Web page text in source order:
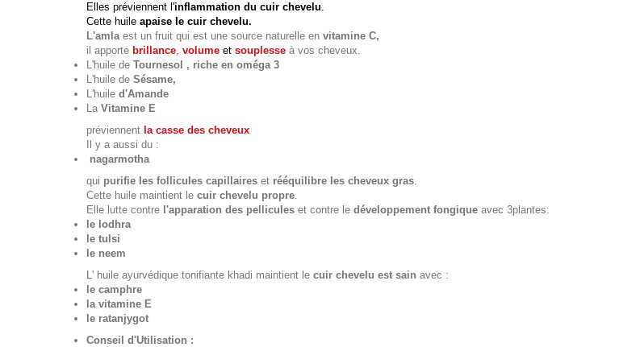
Elles préviennent l'inflammation du cuir chevelu.
Cette huile apaise le cuir chevelu.
L'amla est un fruit qui est une source naturelle en vitamine C,
il apporte brillance, volume et souplesse à vos cheveux.
L'huile de Tournesol , riche en oméga 3
L'huile de Sésame,
L'huile d'Amande
La Vitamine E
préviennent la casse des cheveux
Il y a aussi du :
nagarmotha
qui purifie les follicules capillaires et rééquilibre les cheveux gras.
Cette huile maintient le cuir chevelu propre.
Elle lutte contre l'apparation des pellicules et contre le développement fongique avec 3plantes:
le lodhra
le tulsi
le neem
L' huile ayurvédique tonifiante khadi maintient le cuir chevelu est sain avec :
le camphre
la vitamine E
le ratanjygot
Conseil d'Utilisation :